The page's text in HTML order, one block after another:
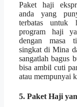
Paket haji
anda yang
terbatas untuk
program haji
dengan masa
singkat di Mina
sangatlah bagus
bisa ambil cuti
atau mempunyai
5. Paket Haji